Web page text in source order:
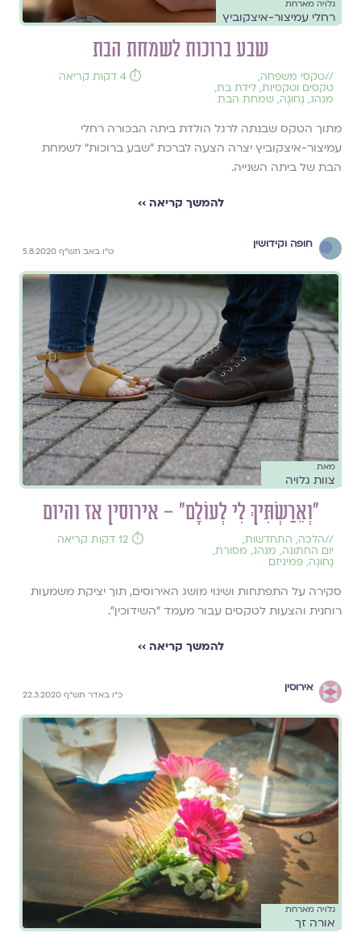
גלויה מארחת
רחלי עמיצור-איצקוביץ
שבע ברוכות לשמחת הבת
//טקסי משפחה,
טקסים וטקסיות, לידת בת,
מנהג, נָחוּגָה, שמחת הבת
⏱️ 4 דקות קריאה
מתוך הטקס שבנתה לרגל הולדת ביתה הבכורה רחלי
עמיצור-איצקוביץ יצרה הצעה לברכת "שבע ברוכות" לשמחת
הבת של ביתה השנייה.
להמשך קריאה ››
חופה וקידושין
ט"ו באב תש"ף 5.8.2020
מאת
צוות גלויה
"וְאֵרַשְׂתִּיךְ לִי לְעוֹלָם" – אירוסין אז והיום
//הלכה, התחדשות,
יום החתונה, מנהג, מסורת,
נָחוּגָה, פמיניזם
⏱️ 12 דקות קריאה
סקירה על התפתחות ושינוי מושג האירוסים, תוך יציקת משמעות
רוחנית והצעות לטקסים עבור מעמד "השידוכין".
להמשך קריאה ››
אירוסין
כ"ו באדר תש"ף 22.3.2020
גלויה מארחת
אורה זך